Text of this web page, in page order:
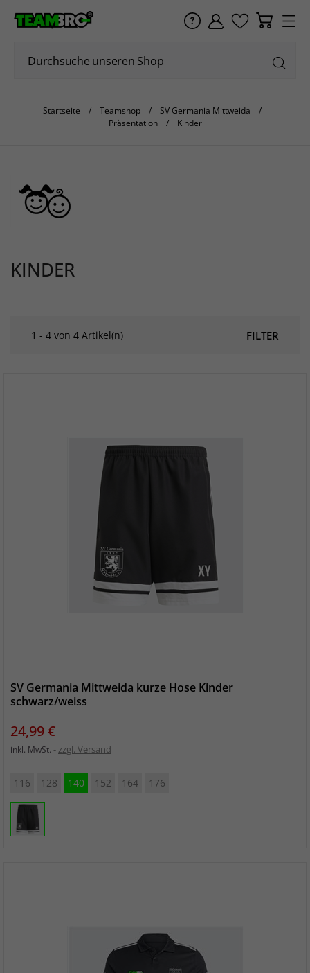
Startseite Teamshop
SV Germania Mittweida
Präsentation
Kinder
KINDER
FILTER
1 - 4 von 4 Artikel(n)
SV Germania Mittweida kurze Hose Kinder
schwarz/weiss
Preis
24,99 €
inkl. MwSt. zzgl. Versand
116 128 140 152 164 176